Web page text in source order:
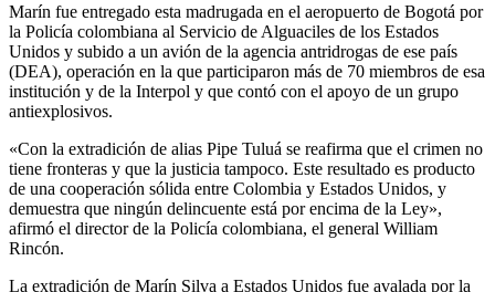
Marín fue entregado esta madrugada en el aeropuerto de Bogotá por
la Policía colombiana al Servicio de Alguaciles de los Estados
Unidos y subido a un avión de la agencia antridrogas de ese país
(DEA), operación en la que participaron más de 70 miembros de esa
institución y de la Interpol y que contó con el apoyo de un grupo
antiexplosivos.
«Con la extradición de alias Pipe Tuluá se reafirma que el crimen no
tiene fronteras y que la justicia tampoco. Este resultado es producto
de una cooperación sólida entre Colombia y Estados Unidos, y
demuestra que ningún delincuente está por encima de la Ley»,
afirmó el director de la Policía colombiana, el general William
Rincón.
La extradición de Marín Silva a Estados Unidos fue avalada por la